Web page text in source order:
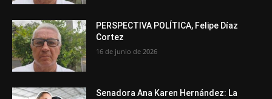
PERSPECTIVA POLÍTICA, Felipe Díaz
Cortez
16 de junio de 2026
Senadora Ana Karen Hernández: La